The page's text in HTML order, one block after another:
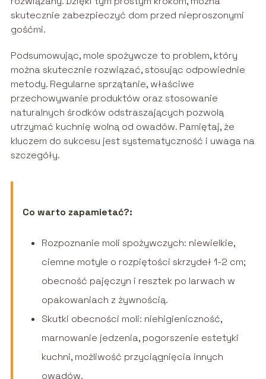
skutecznie zabezpieczyć dom przed nieproszonymi
gośćmi.
Podsumowując, mole spożywcze to problem, który
można skutecznie rozwiązać, stosując odpowiednie
metody. Regularne sprzątanie, właściwe
przechowywanie produktów oraz stosowanie
naturalnych środków odstraszających pozwolą
utrzymać kuchnię wolną od owadów. Pamiętaj, że
kluczem do sukcesu jest systematyczność i uwaga na
szczegóły.
Co warto zapamietać?:
Rozpoznanie moli spożywczych: niewielkie,
ciemne motyle o rozpiętości skrzydeł 1-2 cm;
obecność pajęczyn i resztek po larwach w
opakowaniach z żywnością.
Skutki obecności moli: niehigieniczność,
marnowanie jedzenia, pogorszenie estetyki
kuchni, możliwość przyciągnięcia innych
owadów.